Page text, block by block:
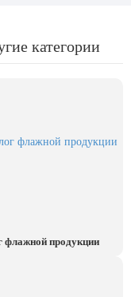
категории
флажной продукции